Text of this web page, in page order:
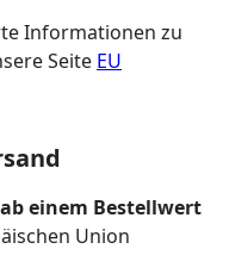
Informationen zu
Seite EU
ab einem Bestellwert
Union